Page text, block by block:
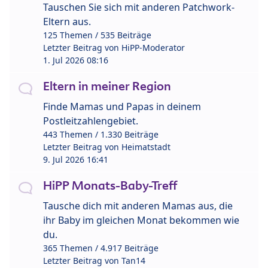
Tauschen Sie sich mit anderen Patchwork-
Eltern aus.
125 Themen / 535 Beiträge
Letzter Beitrag von HiPP-Moderator
1. Jul 2026 08:16
Eltern in meiner Region
Finde Mamas und Papas in deinem
Postleitzahlengebiet.
443 Themen / 1.330 Beiträge
Letzter Beitrag von Heimatstadt
9. Jul 2026 16:41
HiPP Monats-Baby-Treff
Tausche dich mit anderen Mamas aus, die
ihr Baby im gleichen Monat bekommen wie
du.
365 Themen / 4.917 Beiträge
Letzter Beitrag von Tan14